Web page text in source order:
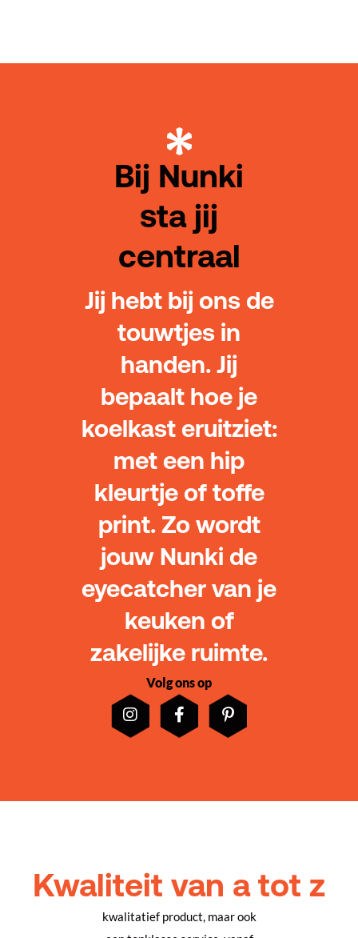
Bij Nunki
sta jij
centraal
Jij hebt bij ons de
touwtjes in
handen. Jij
bepaalt hoe je
koelkast eruitziet:
met een hip
kleurtje of toffe
print. Zo wordt
jouw Nunki de
eyecatcher van je
keuken of
zakelijke ruimte.
Volg ons op
Kwaliteit van a tot z
kwalitatief product, maar ook